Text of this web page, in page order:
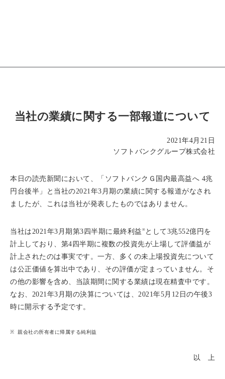
当社の業績に関する一部報道について
2021年4月21日
ソフトバンクグループ株式会社
本日の読売新聞において、「ソフトバンクＧ国内最高益へ 4兆
円台後半」と当社の2021年3月期の業績に関する報道がなされ
ましたが、これは当社が発表したものではありません。
当社は2021年3月期第3四半期に最終利益 ※ として3兆552億円を
計上しており、第4四半期に複数の投資先が上場して評価益が
計上されたのは事実です。一方、多くの未上場投資先について
は公正価値を算出中であり、その評価が定まっていません。そ
の他の影響を含め、当該期間に関する業績は現在精査中です。
なお、2021年3月期の決算については、2021年5月12日の午後3
時に開示する予定です。
親会社の所有者に帰属する純利益
以 上